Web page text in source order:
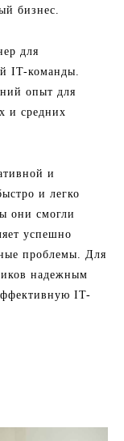
бизнес.
для
IT-команды.
опыт для
и средних
и
и легко
они смогли
успешно
проблемы. Для
надежным
IT-